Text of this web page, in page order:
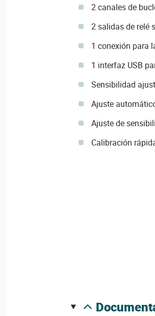
2 canales de
2 salidas de relé
1 conexión para
1 interfaz USB
Sensibilidad
Ajuste
Ajuste de
Calibración